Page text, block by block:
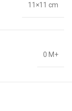
11×11 cm
0 M+